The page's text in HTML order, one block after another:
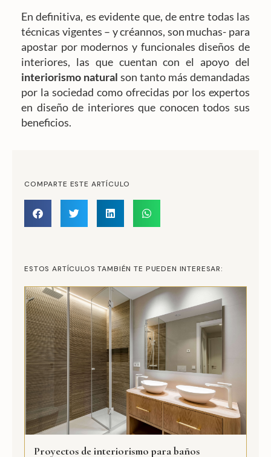
En definitiva, es evidente que, de entre todas las
técnicas vigentes – y créannos, son muchas- para
apostar por modernos y funcionales diseños de
interiores, las que cuentan con el apoyo del
interiorismo natural son tanto más demandadas
por la sociedad como ofrecidas por los expertos
en diseño de interiores que conocen todos sus
beneficios.
COMPARTE ESTE ARTÍCULO
ESTOS ARTÍCULOS TAMBIÉN TE PUEDEN INTERESAR:
Proyectos de interiorismo para baños